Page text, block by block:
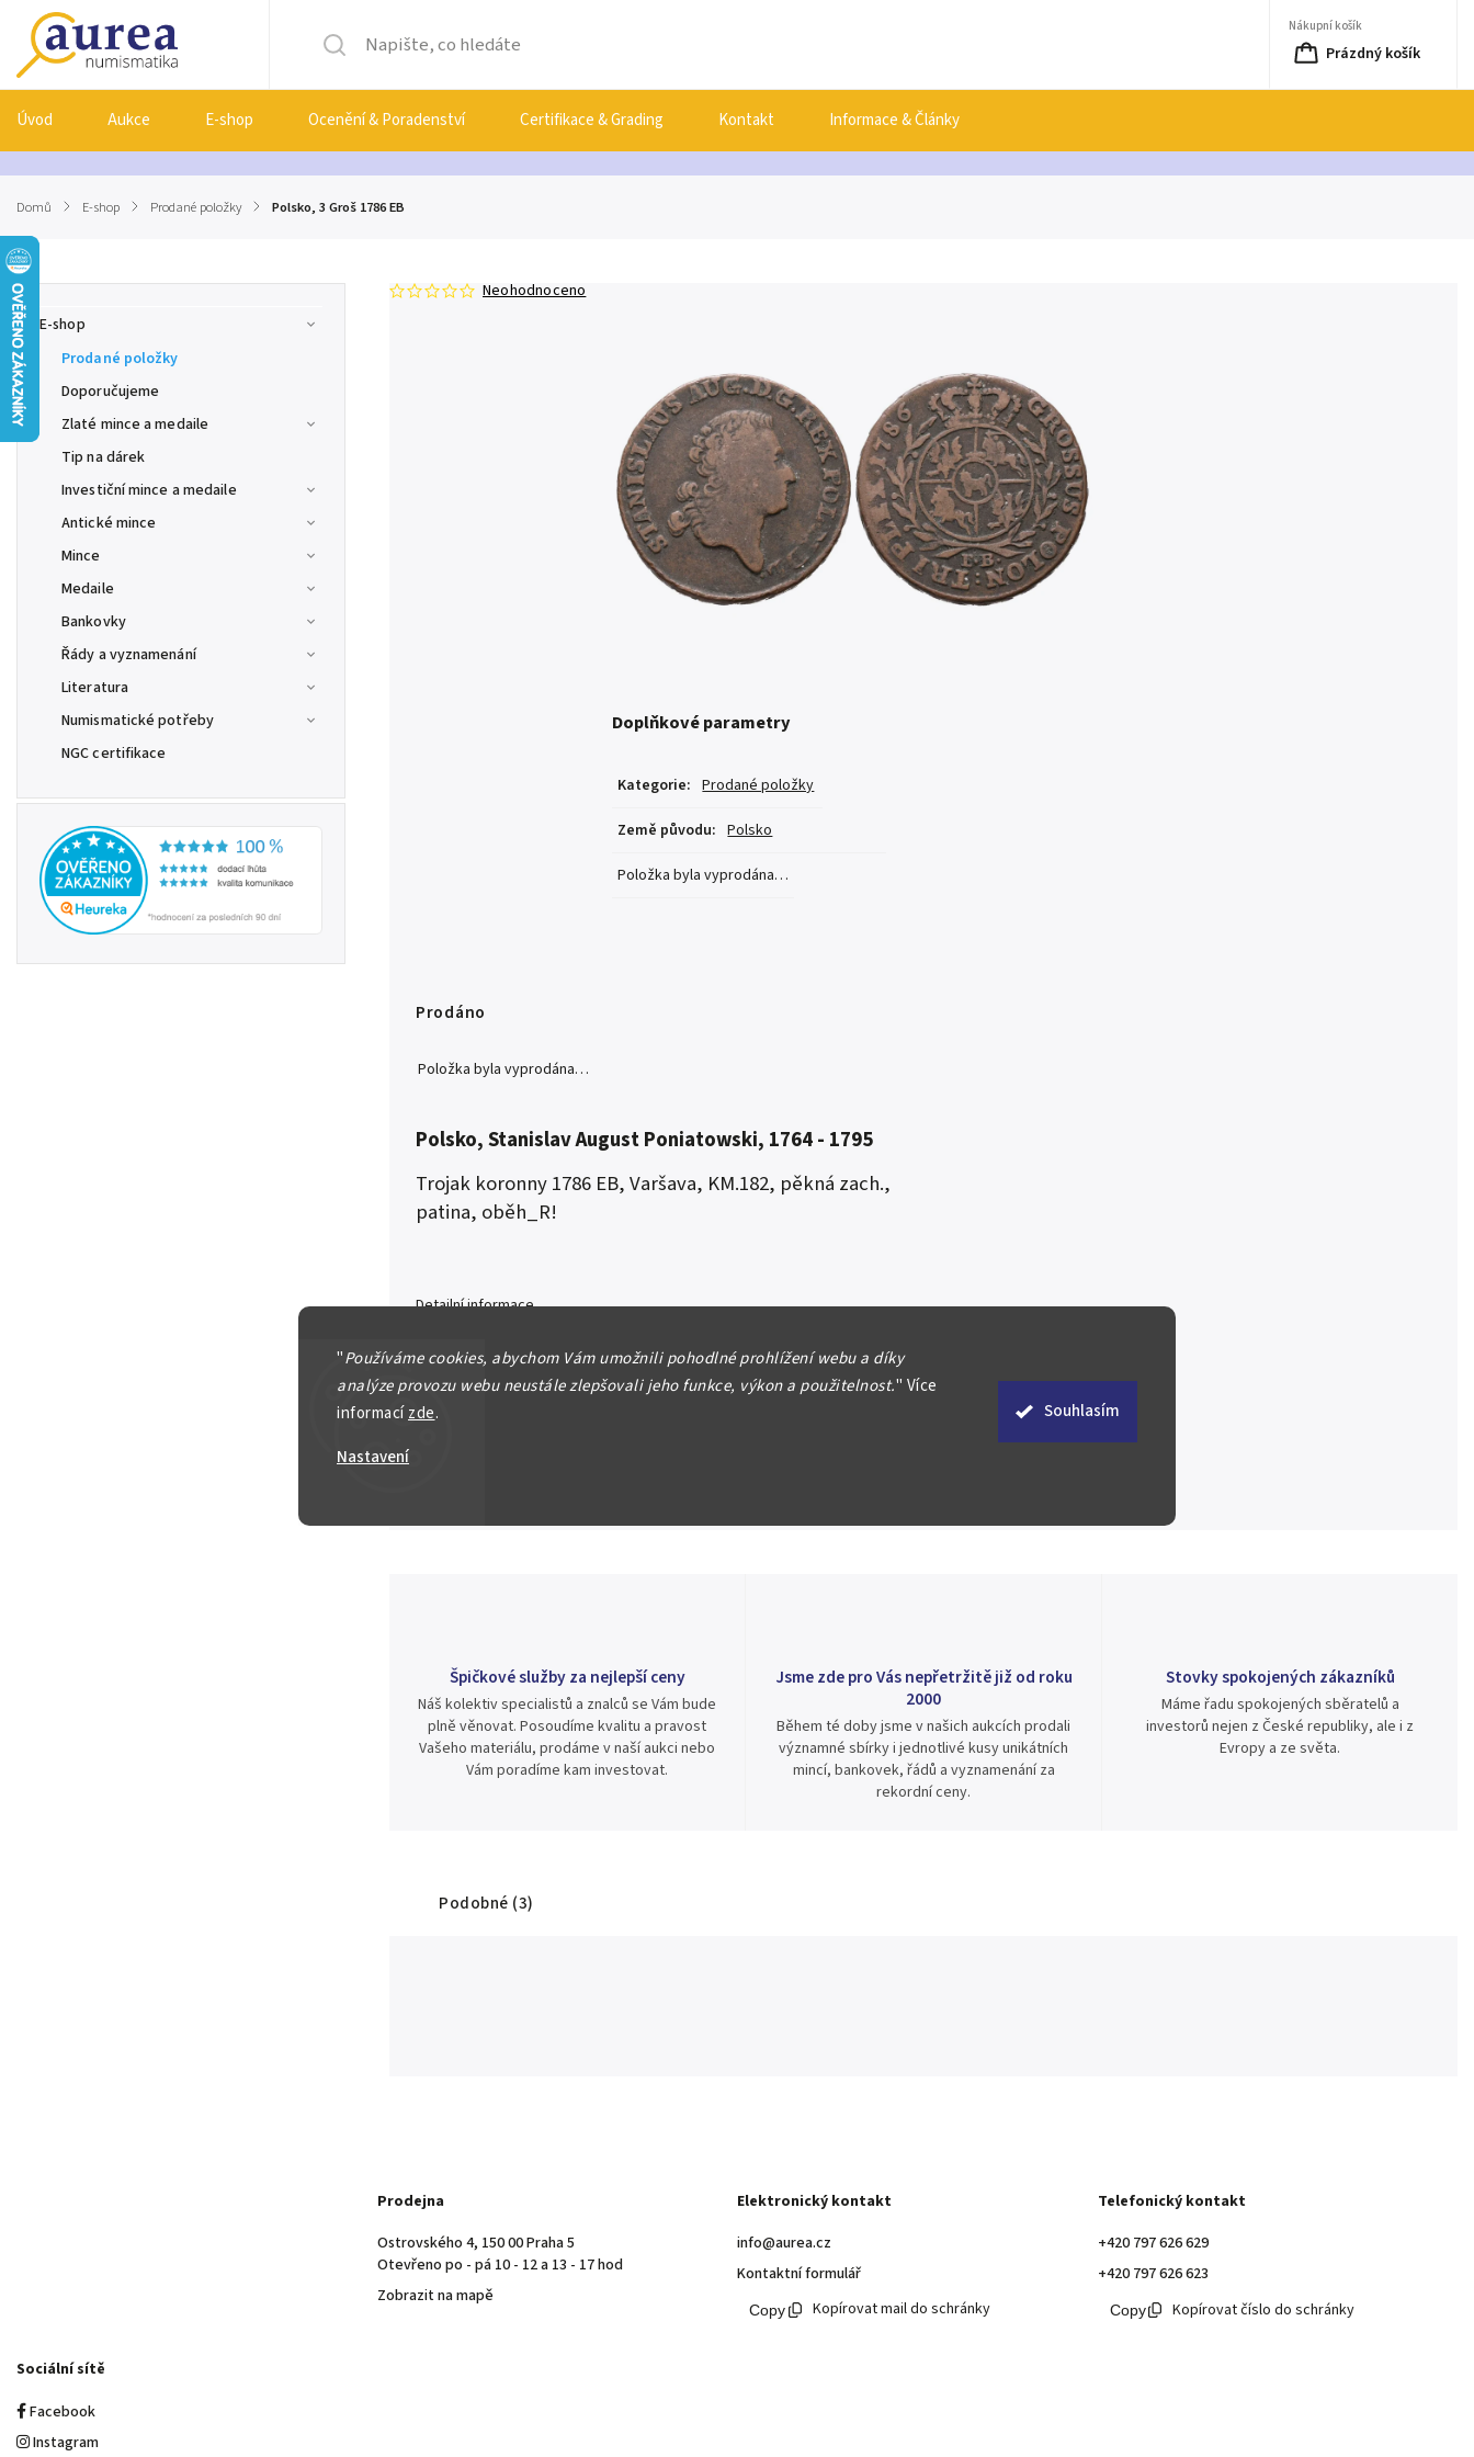
"Používáme cookies, abychom Vám umožnili pohodlné prohlížení webu a díky
analýze provozu webu neustále zlepšovali jeho funkce, výkon a použitelnost." Více
informacízde.
Nastavení
Souhlasím
Nákupní košík
Prázdný košík
Úvod Aukce E-shop Ocenění & Poradenství Certifikace & Grading Kontakt Informace & Články
Domů / E-shop / Prodané položky / Polsko, 3 Groš 1786 EB
E-shop
Prodané položky
Doporučujeme
Zlaté mince a medaile
Tip na dárek
Investiční mince a medaile
Antické mince
Mince
Medaile
Bankovky
Řády a vyznamenání
Literatura
Numismatické potřeby
NGC certifikace
Neohodnoceno
Doplňkové parametry
Kategorie: Prodané položky
Země původu: Polsko
Položka byla vyprodána…
Prodáno
Položka byla vyprodána…
Polsko, Stanislav August Poniatowski, 1764 - 1795
Trojak koronny 1786 EB, Varšava, KM.182, pěkná zach.,
patina, oběh_R!
Detailní informace
Zeptat se
Špičkové služby za nejlepší ceny
Náš kolektiv specialistů a znalců se Vám bude
plně věnovat. Posoudíme kvalitu a pravost
Vašeho materiálu, prodáme v naší aukci nebo
Vám poradíme kam investovat.
Jsme zde pro Vás nepřetržitě již od roku
2000
Během té doby jsme v našich aukcích prodali
významné sbírky i jednotlivé kusy unikátních
mincí, bankovek, řádů a vyznamenání za
rekordní ceny.
Stovky spokojených zákazníků
Máme řadu spokojených sběratelů a
investorů nejen z České republiky, ale i z
Evropy a ze světa.
Podobné (3)
Prodejna
Ostrovského 4, 150 00 Praha 5
Otevřeno po - pá 10 - 12 a 13 - 17 hod
Zobrazit na mapě
Elektronický kontakt
info@aurea.cz
Kontaktní formulář
Kopírovat mail do schránky
Telefonický kontakt
+420 797 626 629
+420 797 626 623
Kopírovat číslo do schránky
Sociální sítě
Facebook
Instagram